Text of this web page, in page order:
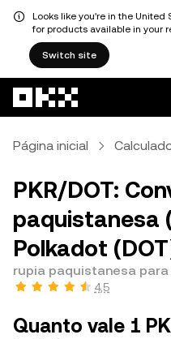
Looks like you're in the
for products available in your
Switch site
Página inicial
PKR/DOT:
paquistanesa
Polkadot
rupia paquistanesa
4,5
Quanto vale 1